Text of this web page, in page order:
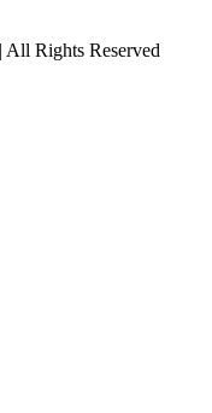
All Rights Reserved